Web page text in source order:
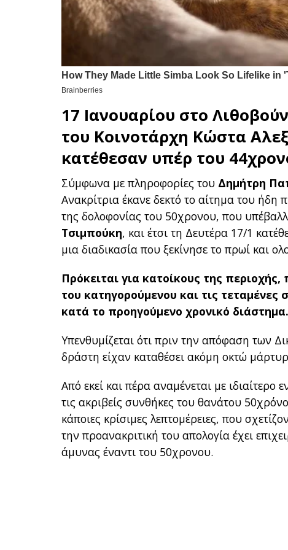
17 Ιανουαρίου στο
του Κοινοτάρχη Κώστα
κατέθεσαν υπέρ του
Σύμφωνα με πληροφορίες του Δημήτρη
Ανακρίτρια έκανε δεκτό το αίτημα του ήδη
της δολοφονίας του 50χρονου, που
Τσιμπούκη, και έτσι τη Δευτέρα 17/1
μια διαδικασία που ξεκίνησε το πρωί και
Πρόκειται για κατοίκους της
του κατηγορούμενου και τις
κατά το προηγούμενο χρονικό διάστημα.
Υπενθυμίζεται ότι πριν την απόφαση των
δράστη είχαν καταθέσει ακόμη οκτώ
Από εκεί και πέρα αναμένεται με ιδιαίτερο
τις ακριβείς συνθήκες του θανάτου
κάποιες κρίσιμες λεπτομέρειες, που
την προανακριτική του απολογία έχει
άμυνας έναντι του 50χρονου.